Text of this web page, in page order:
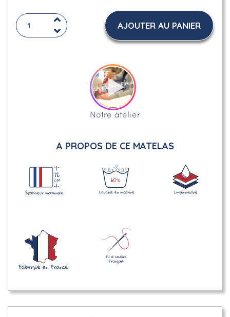
AJOUTER AU PANIER
Notre atelier
A PROPOS DE CE MATELAS